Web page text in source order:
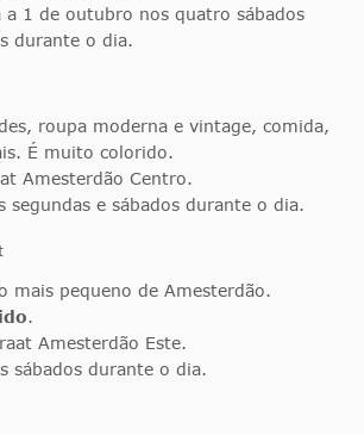
a 1 de outubro nos quatro sábados
durante o dia.
roupa moderna e vintage, comida,
É muito colorido.
Amesterdão Centro.
segundas e sábados durante o dia.
mais pequeno de Amesterdão.
.
Amesterdão Este.
sábados durante o dia.